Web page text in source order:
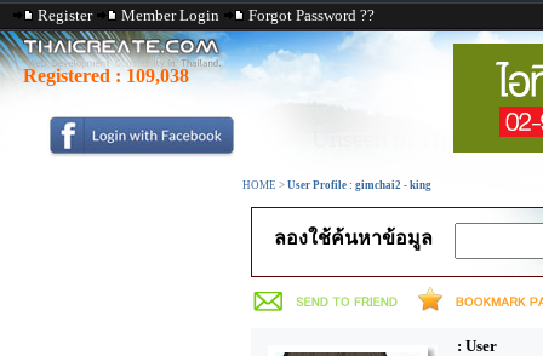
Register Member Login Forgot Password ??
Registered : 109,038
HOME > User Profile : gimchai2 - king
ลองใช้ค้นหาข้อมูล
: User